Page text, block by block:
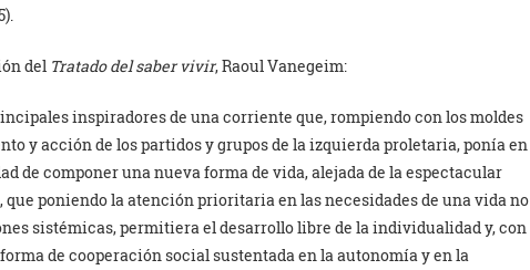
del Tratado del saber vivir, Raoul Vanegeim:
inspiradores de una corriente que, rompiendo con los moldes
y acción de los partidos y grupos de la izquierda proletaria, ponía en
de componer una nueva forma de vida, alejada de la espectacular
poniendo la atención prioritaria en las necesidades de una vida no
sistémicas, permitiera el desarrollo libre de la individualidad y, con
de cooperación social sustentada en la autonomía y en la